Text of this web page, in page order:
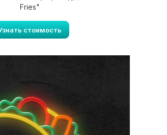
Fries"
стоимость